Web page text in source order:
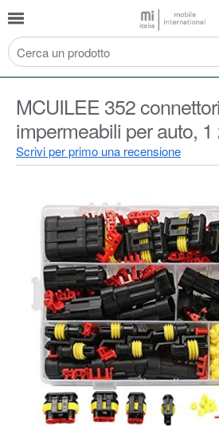
MCUILEE 352
impermeabili per auto, 1
connettori per cavi
Scrivi per primo una recensione